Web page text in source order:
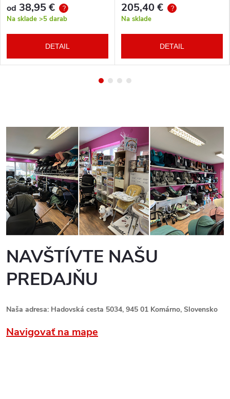
od 38,95 € ?
Na sklade >5 darab
DETAIL
205,40 € ?
Na sklade
DETAIL
NAVŠTÍVTE NAŠU
PREDAJŇU
Naša adresa: Hadovská cesta 5034, 945 01 Komárno, Slovensko
Navigovať na mape